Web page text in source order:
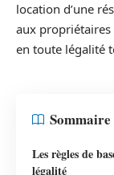
location d’une
aux
en toute légalité
Sommaire
Les règles de
légalité